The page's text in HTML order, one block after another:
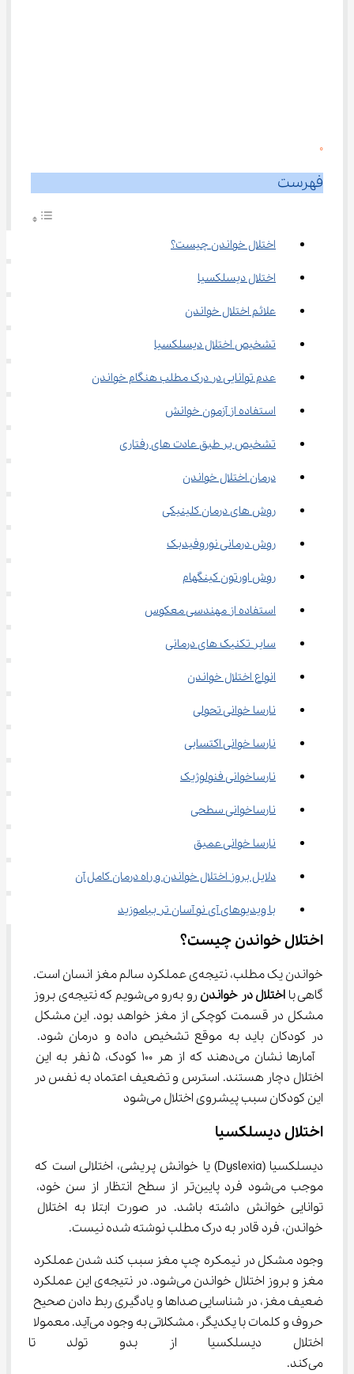
0
فهرست
اختلال خواندن چیست؟
اختلال دیسلکسیا
علائم اختلال خواندن
تشخیص اختلال دیسلکسیا
عدم توانایی در درک مطلب هنگام خواندن
استفاده از آزمون خوانش
تشخیص بر طبق عادت های رفتاری
درمان اختلال خواندن
روش های درمان کلینیکی
روش درمانی نوروفیدبک
روش اورتون کینگهام
استفاده از مهندسی معکوس
سایر تکنیک های درمانی
انواع اختلال خواندن
نارسا خوانی تحولی
نارسا خوانی اکتسابی
نارساخوانی فنولوژیک
نارساخوانی سطحی
نارسا خوانی عمیق
دلایل بروز اختلال خواندن و راه درمان کامل آن
با ویدیوهای آی نو آسان تر بیاموزید
اختلال خواندن چیست؟
خواندن یک مطلب، نتیجه‌ی عملکرد سالم مغز انسان است.
گاهی با اختلال در خواندن
رو به‌رو می‌شویم که نتیجه‌ی بروز
مشکل در قسمت کوچکی از مغز خواهد بود. این مشکل
در کودکان باید به موقع تشخیص داده و درمان شود.
آمارها نشان می‌دهند که از هر 100 کودک، 5 نفر به این
اختلال دچار هستند. استرس و تضعیف اعتماد به نفس در
این کودکان سبب پیشروی اختلال می‌شود
اختلال دیسلکسیا
دیسلکسیا (Dyslexia) یا خوانش پریشی، اختلالی است که
موجب می‌شود فرد پایین‌تر از سطح انتظار از سن خود،
توانایی خوانش داشته باشد. در صورت ابتلا به اختلال
خواندن، فرد قادر به درک مطلب نوشته شده نیست.
وجود مشکل در نیمکره چپ مغز سبب کند شدن عملکرد
مغز و بروز اختلال خواندن می‌شود. در نتیجه‌‌ی این عملکرد
ضعیف مغز، در شناسایی صداها و یادگیری ربط دادن صحیح
حروف و کلمات با یکدیگر، مشکلاتی به وجود می‌آید. معمولا
اختلال دیسلکسیا از بدو تولد تا
می‌کند.